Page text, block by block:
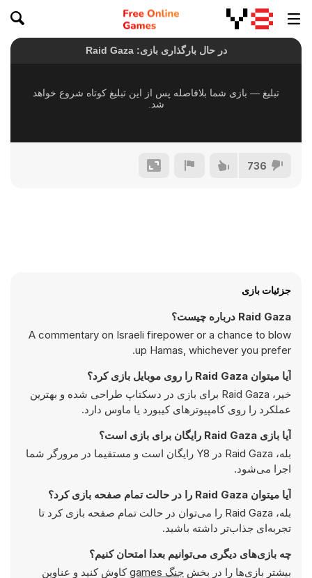
736
جزئیات بازی
Raid Gaza درباره چیست؟
A commentary on Israeli firepower or a chance to blow
up Hamas, whichever you prefer.
آیا میتوان Raid Gaza را روی موبایل بازی کرد؟
خیر، Raid Gaza برای بازی در دسکتاپ طراحی شده و بهترین
عملکرد را روی کامپیوتر‌های کیبورد یا ماوس دارد.
آیا بازی Raid Gaza رایگان برای بازی است؟
بله، Raid Gaza در Y8 رایگان است و مستقیما در مرورگر شما
اجرا می‌شود.
آیا میتوان Raid Gaza را در حالت تمام صفحه بازی کرد؟
بله، Raid Gaza را می‌توان در حالت تمام صفحه بازی کرد تا
تجربه‌ای جذاب‌تر داشته باشید.
چه بازی‌های دیگری می‌توانیم بعدا امتحان کنیم؟
بیشتر بازی‌ها را در بخش جنگ games
کاوش کنید و عناوین